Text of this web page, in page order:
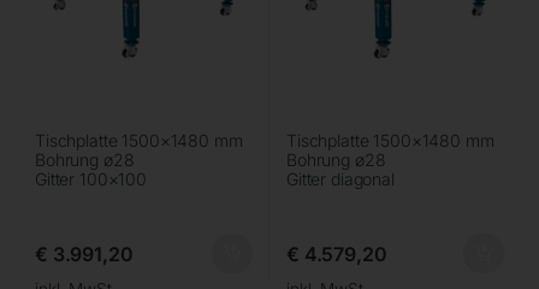
Tischplatte 1500×1480 mm
Bohrung ø28
Gitter 100×100
€ 3.991,20
Tischplatte 1500×1480 mm
Bohrung ø28
Gitter diagonal
€ 4.579,20